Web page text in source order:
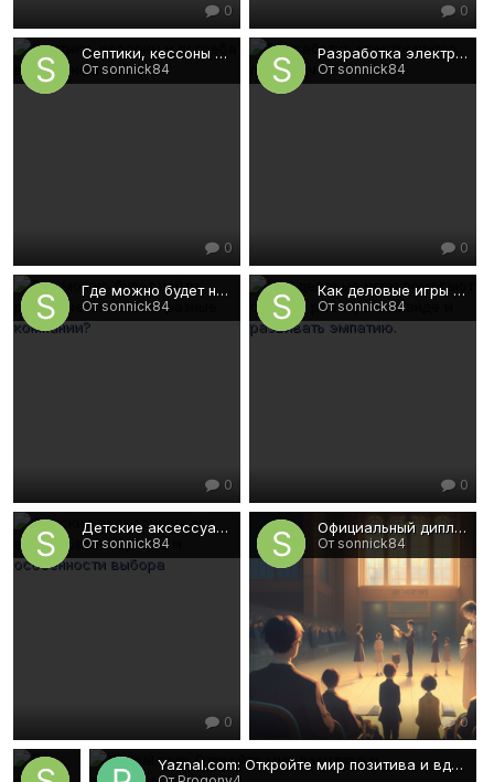
0 0
Септики, кессоны и погреба в огромном выборе
От sonnick84
0
Разработка электрощитов под ключ
От sonnick84
0
Где можно будет найти реальные отзывы на разные компании?
От sonnick84
0
Как деловые игры помогают строить работу в команде и развивать эмпатию.
От sonnick84
0
Детские аксессуары для волос: разнообразие и особенности выбора
От sonnick84
0
Официальный дипломы на официальном бланке
От sonnick84
0
Где сегодня возможно будет заказать шикарного гея
Yaznal.com: Откройте мир позитива и вдохновения!